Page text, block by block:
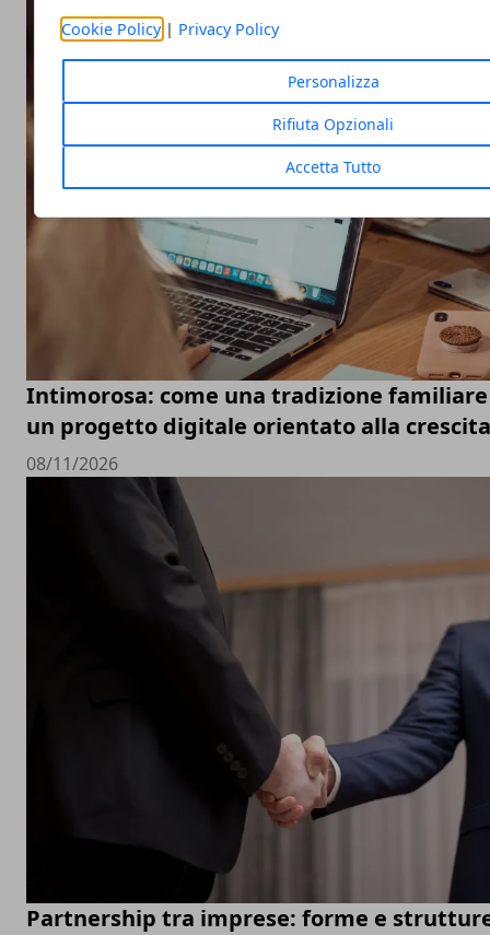
Cookie Policy| Privacy Policy
Personalizza
Rifiuta Opzionali
Accetta Tutto
Intimorosa: come una tradizione
un progetto digitale orientato alla
08/11/2026
Partnership tra imprese: forme e